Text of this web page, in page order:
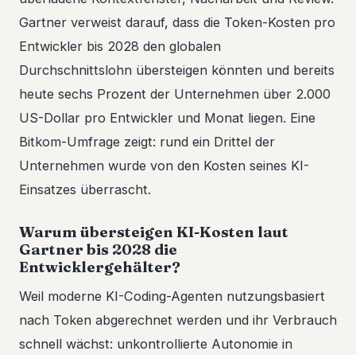
Gartner verweist darauf, dass die Token-Kosten pro
Entwickler bis 2028 den globalen
Durchschnittslohn übersteigen könnten und bereits
heute sechs Prozent der Unternehmen über 2.000
US-Dollar pro Entwickler und Monat liegen. Eine
Bitkom-Umfrage zeigt: rund ein Drittel der
Unternehmen wurde von den Kosten seines KI-
Einsatzes überrascht.
Warum übersteigen KI-Kosten laut
Gartner bis 2028 die
Entwicklergehälter?
Weil moderne KI-Coding-Agenten nutzungsbasiert
nach Token abgerechnet werden und ihr Verbrauch
schnell wächst: unkontrollierte Autonomie in